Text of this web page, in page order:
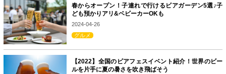
春からオープン！子連れで行けるビアガーデン5選♪子
ども預かりアリ&ベビーカーOKも
2024-04-26
グルメ
【2022】全国のビアフェスイベント紹介！世界のビー
ルを片手に夏の暑さを吹き飛ばそう